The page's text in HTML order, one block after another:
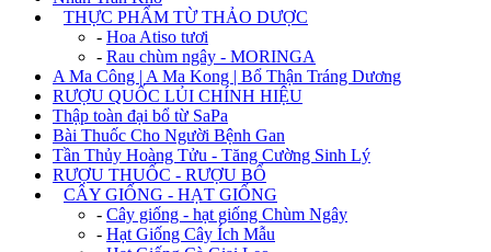
THỰC PHẨM TỪ THẢO DƯỢC
- Hoa Atiso tươi
- Rau chùm ngây - MORINGA
A Ma Công | A Ma Kong | Bổ Thận Tráng Dương
RƯỢU QUỐC LỦI CHÍNH HIỆU
Thập toàn đại bổ từ SaPa
Bài Thuốc Cho Người Bệnh Gan
Tần Thủy Hoàng Tửu - Tăng Cường Sinh Lý
RƯỢU THUỐC - RƯỢU BỔ
CÂY GIỐNG - HẠT GIỐNG
- Cây giống - hạt giống Chùm Ngây
- Hạt Giống Cây Ích Mẫu